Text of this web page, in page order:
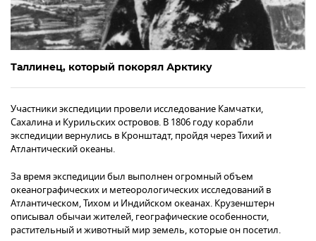
Таллинец, который покорял Арктику
Участники экспедиции провели исследование Камчатки,
Сахалина и Курильских островов. В 1806 году корабли
экспедиции вернулись в Кронштадт, пройдя через Тихий и
Атлантический океаны.
За время экспедиции был выполнен огромный объем
океанографических и метеорологических исследований в
Атлантическом, Тихом и Индийском океанах. Крузенштерн
описывал обычаи жителей, географические особенности,
растительный и животный мир земель, которые он посетил.